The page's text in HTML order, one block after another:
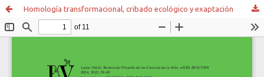
Homología transformacional, cribado ecológico y exaptación